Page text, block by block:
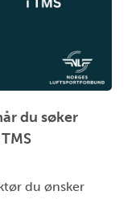
du søker
du ønsker